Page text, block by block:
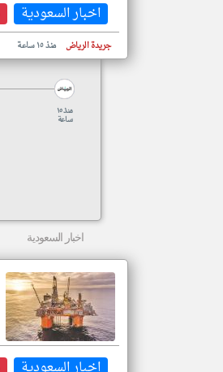
اخبار السعودية
جريدة الرياض منذ ١٥ ساعة
منذ ١٥
ساعة
اخبار السعودية